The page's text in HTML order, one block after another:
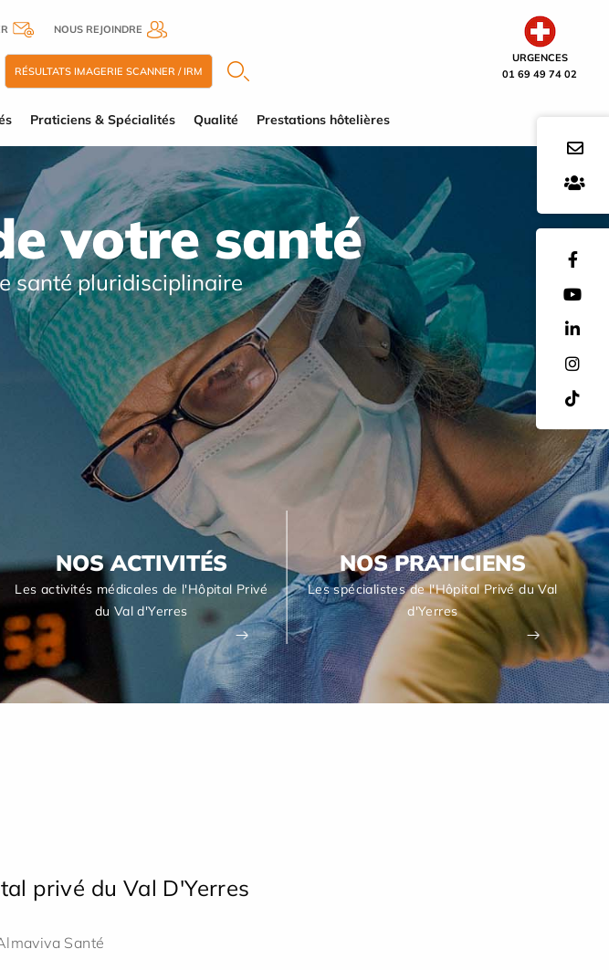
URGENCES
01 69 49 74 02
NOUS REJOINDRE
RÉSULTATS IMAGERIE SCANNER / IRM
Praticiens & Spécialités Qualité Prestations hôtelières
votre santé
santé pluridisciplinaire
NOS ACTIVITÉS
Les activités médicales de l'Hôpital Privé
du Val d'Yerres
NOS PRATICIENS
Les spécialistes de l'Hôpital Privé du Val
d'Yerres
privé du Val D'Yerres
Santé